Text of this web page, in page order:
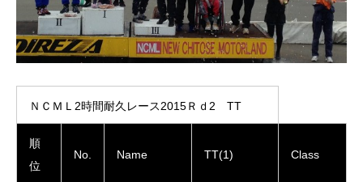
ＮＣＭＬ2時間耐久レース2015Ｒｄ2 TT
順
位
No. Name TT(1) Class